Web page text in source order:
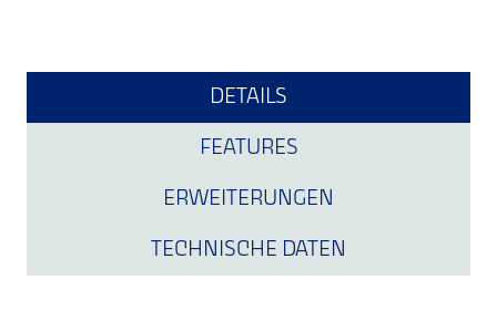
DETAILS
FEATURES
ERWEITERUNGEN
TECHNISCHE DATEN